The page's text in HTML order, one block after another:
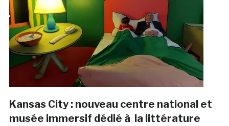
Kansas City : nouveau centre national et
musée immersif dédié à la littérature